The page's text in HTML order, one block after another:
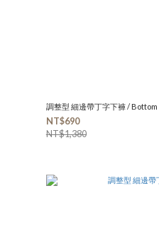
調整型 細邊帶丁字下褲 / Bottom
NT$690
NT$1,380